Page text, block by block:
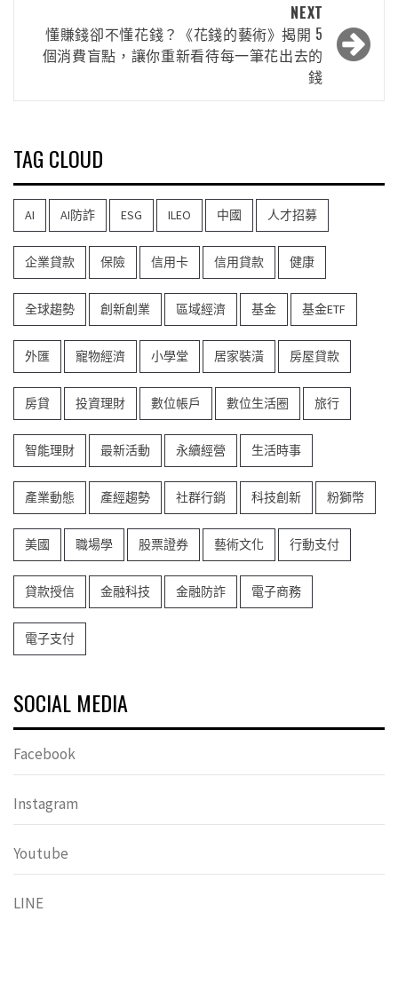
NEXT
懂賺錢卻不懂花錢？《花錢的藝術》揭開 5
個消費盲點，讓你重新看待每一筆花出去的
錢
TAG CLOUD
AI AI防詐 ESG ILEO 中國 人才招募
企業貸款 保險 信用卡 信用貸款 健康
全球趨勢 創新創業 區域經濟 基金 基金ETF
外匯 寵物經濟 小學堂 居家裝潢 房屋貸款
房貸 投資理財 數位帳戶 數位生活圈 旅行
智能理財 最新活動 永續經營 生活時事
產業動態 產經趨勢 社群行銷 科技創新 粉獅幣
美國 職場學 股票證券 藝術文化 行動支付
貸款授信 金融科技 金融防詐 電子商務
電子支付
SOCIAL MEDIA
Facebook
Instagram
Youtube
LINE